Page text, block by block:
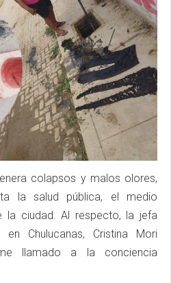
colapsos y malos olores,
la salud pública, el medio
la ciudad. Al respecto, la jefa
Chulucanas, Cristina Mori
llamado a la conciencia